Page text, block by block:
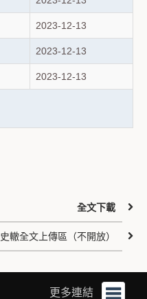
2023-12-13
2023-12-13
2023-12-13
全文下載
史轍全文上傳區（不開放）
更多連結